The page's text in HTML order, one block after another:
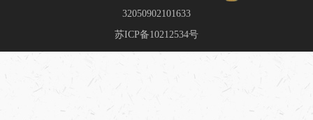
32050902101633
苏ICP备10212534号